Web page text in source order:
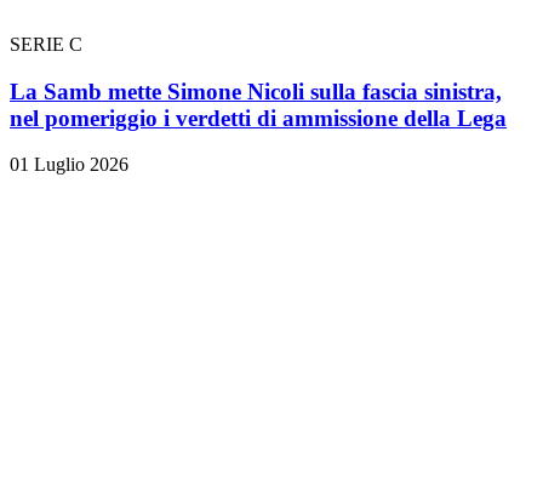
SERIE C
La Samb mette Simone Nicoli sulla fascia sinistra,
nel pomeriggio i verdetti di ammissione della Lega
01 Luglio 2026